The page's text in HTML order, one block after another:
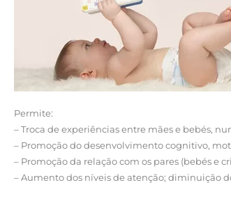
Permite:
– Troca de experiências entre mães e bebés,
– Promoção do desenvolvimento cognitivo,
– Promoção da relação com os pares (bebés e
– Aumento dos níveis de atenção; diminuição